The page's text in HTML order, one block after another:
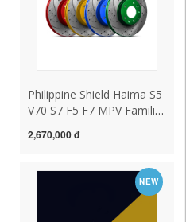
Philippine Shield Haima S5
V70 S7 F5 F7 MPV Familia
phía sau và phía trước
2,670,000 đ
NEW